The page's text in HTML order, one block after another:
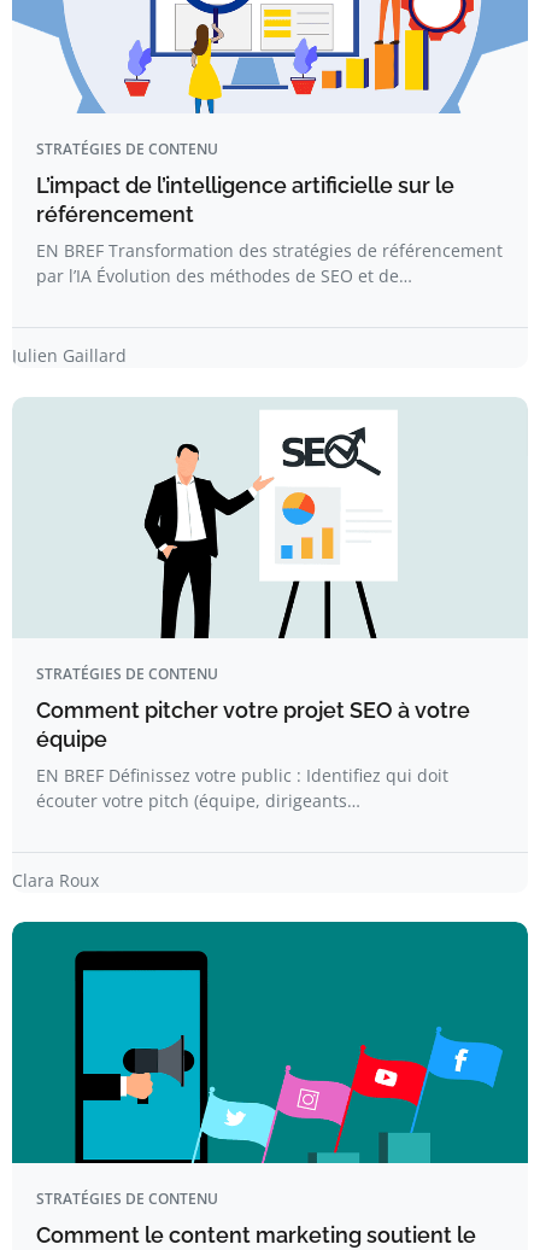
STRATÉGIES DE CONTENU
L’impact de l’intelligence artificielle sur le
référencement
EN BREF Transformation des stratégies de référencement
par l’IA Évolution des méthodes de SEO et de…
Julien Gaillard
STRATÉGIES DE CONTENU
Comment pitcher votre projet SEO à votre
équipe
EN BREF Définissez votre public : Identifiez qui doit
écouter votre pitch (équipe, dirigeants…
Clara Roux
STRATÉGIES DE CONTENU
Comment le content marketing soutient le